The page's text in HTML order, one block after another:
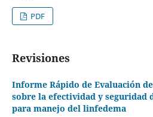
PDF
Revisiones
Informe Rápido de Evaluación
sobre la efectividad y seguridad
para manejo del linfedema